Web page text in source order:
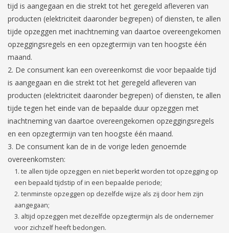
tijd is aangegaan en die strekt tot het geregeld afleveren van
producten (elektriciteit daaronder begrepen) of diensten, te allen
tijde opzeggen met inachtneming van daartoe overeengekomen
opzeggingsregels en een opzegtermijn van ten hoogste één
maand.
De consument kan een overeenkomst die voor bepaalde tijd
is aangegaan en die strekt tot het geregeld afleveren van
producten (elektriciteit daaronder begrepen) of diensten, te allen
tijde tegen het einde van de bepaalde duur opzeggen met
inachtneming van daartoe overeengekomen opzeggingsregels
en een opzegtermijn van ten hoogste één maand.
De consument kan de in de vorige leden genoemde
overeenkomsten:
te allen tijde opzeggen en niet beperkt worden tot opzegging op
een bepaald tijdstip of in een bepaalde periode;
tenminste opzeggen op dezelfde wijze als zij door hem zijn
aangegaan;
altijd opzeggen met dezelfde opzegtermijn als de ondernemer
voor zichzelf heeft bedongen.